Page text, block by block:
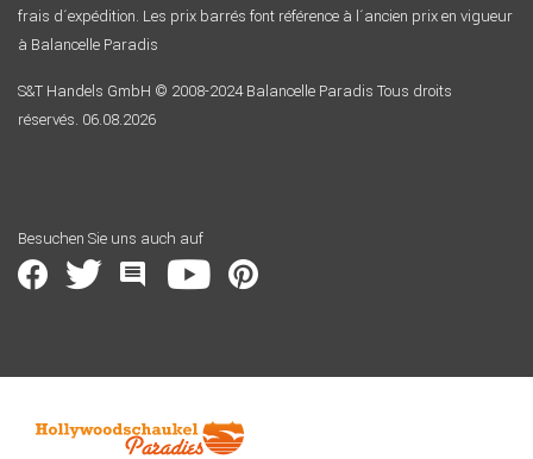
frais d´expédition. Les prix barrés font référence à l´ancien prix en vigueur
à Balancelle Paradis
S&T Handels GmbH © 2008-2024 Balancelle Paradis Tous droits
réservés. 06.08.2026
Besuchen Sie uns auch auf